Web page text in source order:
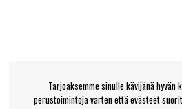
Tarjoaksemme sinulle kävijänä
perustoimintoja varten että evästeet